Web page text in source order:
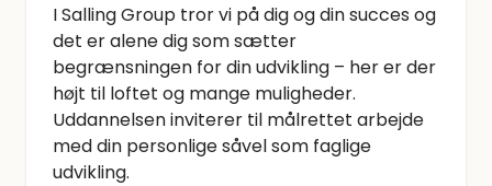
I Salling Group tror vi på dig og din succes og
det er alene dig som sætter
begrænsningen for din udvikling – her er der
højt til loftet og mange muligheder.
Uddannelsen inviterer til målrettet arbejde
med din personlige såvel som faglige
udvikling.